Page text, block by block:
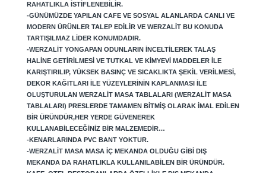
RAHATLIKLA ISTIFLENEBILIR.
-GÜNÜMÜZDE YAPILAN CAFE VE SOSYAL ALANLARDA CANLI VE
MODERN ÜRÜNLER TALEP EDILIR VE WERZALIT BU KONUDA
TARTIŞILMAZ LIDER KONUMDADIR.
-WERZALIT YONGAPAN ODUNLARIN INCELTILEREK TALAŞ
HALINE GETIRILMESI VE TUTKAL VE KIMYEVI MADDELER ILE
KARIŞTIRILIP, YÜKSEK BASINÇ VE SICAKLIKTA ŞEKIL VERILMESI,
DEKOR KAĞITLARI ILE YÜZEYLERININ KAPLANMASI ILE
OLUŞTURULAN WERZALIT MASA TABLALARI (WERZALIT MASA
TABLALARI) PRESLERDE TAMAMEN BITMIŞ OLARAK IMAL EDILEN
BIR ÜRÜNDÜR,HER YERDE GÜVENEREK
KULLANABILECEĞINIZ BIR MALZEMEDIR…
-KENARLARINDA PVC BANT YOKTUR.
-WERZALIT MASA MASA IÇ MEKANDA OLDUĞU GIBI DIŞ
MEKANDA DA RAHATLIKLA KULLANILABILEN BIR ÜRÜNDÜR.